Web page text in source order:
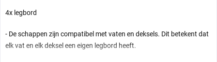
4x legbord
- De schappen zijn compatibel met vaten en deksels. Dit betekent dat
elk vat en elk deksel een eigen legbord heeft.